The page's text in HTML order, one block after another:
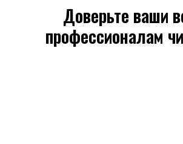
Доверьте ваши
профессионалам